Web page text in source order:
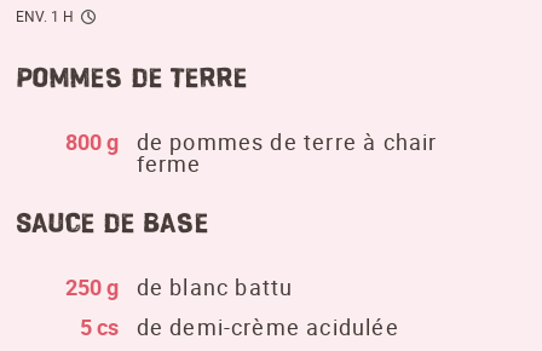
ENV. 1 H
Pommes de terre
800 g de pommes de terre à chair
ferme
Sauce de base
250 g
de blanc battu
5 cs
de demi-crème acidulée